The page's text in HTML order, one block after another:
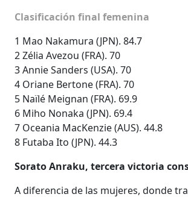
Clasificación final femenina
1 Mao Nakamura (JPN). 84.7
2 Zélia Avezou (FRA). 70
3 Annie Sanders (USA). 70
4 Oriane Bertone (FRA). 70
5 Naïlé Meignan (FRA). 69.9
6 Miho Nonaka (JPN). 69.4
7 Oceania MacKenzie (AUS). 44.8
8 Futaba Ito (JPN). 44.3
Sorato Anraku, tercera victoria
A diferencia de las mujeres, donde